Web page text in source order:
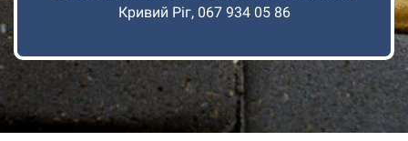
коли треба зберегти плитку на довгі роки.
всім!